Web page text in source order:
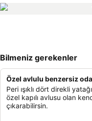
Bilmeniz gerekenler
Özel avlulu benzersiz oda
Peri ışıklı dört direkli
özel kapılı avlusu olan
çıkarabilirsin.